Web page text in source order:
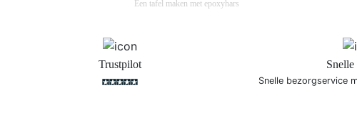
Een tafel maken met epoxyhars
Trustpilot
Snelle bezorgservice